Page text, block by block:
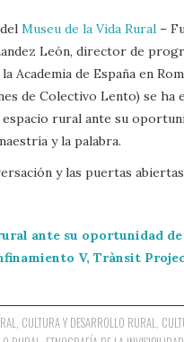
Museu de la Vida Rural –
León, director de
Academia de España en
de Colectivo Lento) se ha
rural ante su
y la palabra.
y las puertas
ante su oportunidad
V, Trànsit
CULTURA Y DESARROLLO RURAL